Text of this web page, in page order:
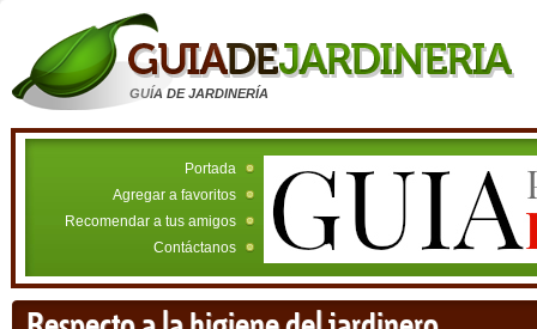
GUÍA DE JARDINERÍA
Portada
Agregar a favoritos
Recomendar a tus amigos
Contáctanos